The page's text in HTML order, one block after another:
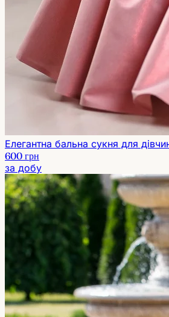
Елегантна бальна сукня для
600 грн
за добу